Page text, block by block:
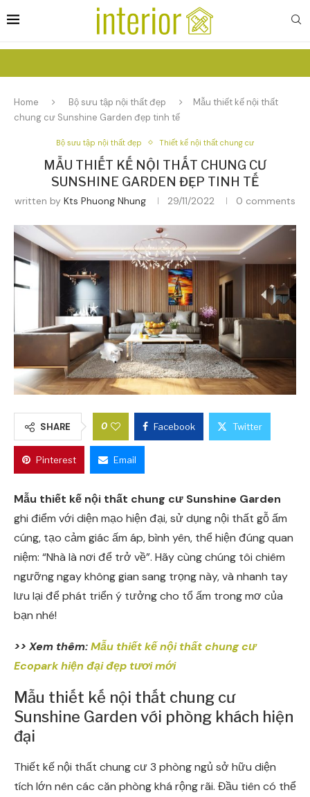
Home Bộ sưu tập nội thất đẹp
Mẫu thiết kế nội thất
chung cư Sunshine Garden đẹp tinh tế
Bộ sưu tập nội thất đẹp Thiết kế nội thất chung cư
MẪU THIẾT KẾ NỘI THẤT CHUNG CƯ
SUNSHINE GARDEN ĐẸP TINH TẾ
written by Kts Phuong Nhung 29/11/2022 0 comments
SHARE 0 Facebook Twitter
Pinterest Email
Mẫu thiết kế nội thất chung cư Sunshine Garden
ghi điểm với diện mạo hiện đại, sử dụng nội thất gỗ ấm
cúng, tạo cảm giác ấm áp, bình yên, thể hiện đúng quan
niệm: “Nhà là nơi để trở về”. Hãy cùng chúng tôi chiêm
ngưỡng ngay không gian sang trọng này, và nhanh tay
lưu lại để phát triển ý tưởng cho tổ ấm trong mơ của
bạn nhé!
>> Xem thêm:Mẫu thiết kế nội thất chung cư
Ecopark hiện đại đẹp tươi mới
Mẫu thiết kế nội thất chung cư
Sunshine Garden với phòng khách hiện
đại
Thiết kế nội thất chung cư 3 phòng ngủ sở hữu diện
tích lớn nên các căn phòng khá rộng rãi. Đầu tiên có thể